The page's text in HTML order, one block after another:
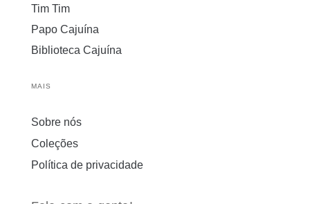
Tim Tim
Papo Cajuína
Biblioteca Cajuína
MAIS
Sobre nós
Coleções
Política de privacidade